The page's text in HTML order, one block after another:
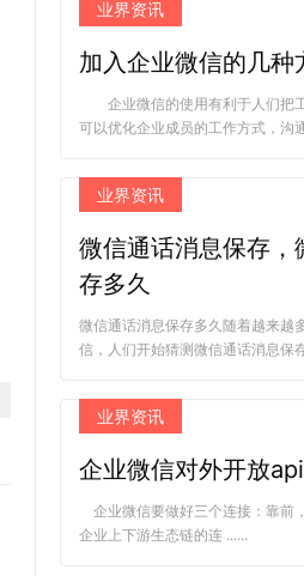
业界资讯
加入企业微信的几种
企业微信的使用有利于人们把
可以优化企业成员的工作方式，沟
业界资讯
微信通话消息保存，
存多久
微信通话消息保存多久随着越来越
信，人们开始猜测微信通话消息保
业界资讯
企业微信对外开放
企业微信要做好三个连接：靠前
企业上下游生态链的连 ......